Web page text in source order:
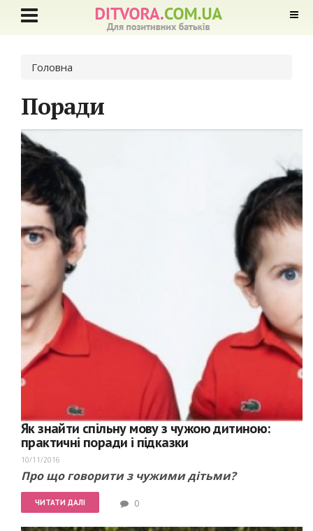
Ви є тут
Головна
Поради
Як знайти спільну мову з чужою дитиною:
практичні поради і підказки
10/11/2016
Про що говорити з чужими дітьми?
ЧИТАТИ ДАЛІ 0